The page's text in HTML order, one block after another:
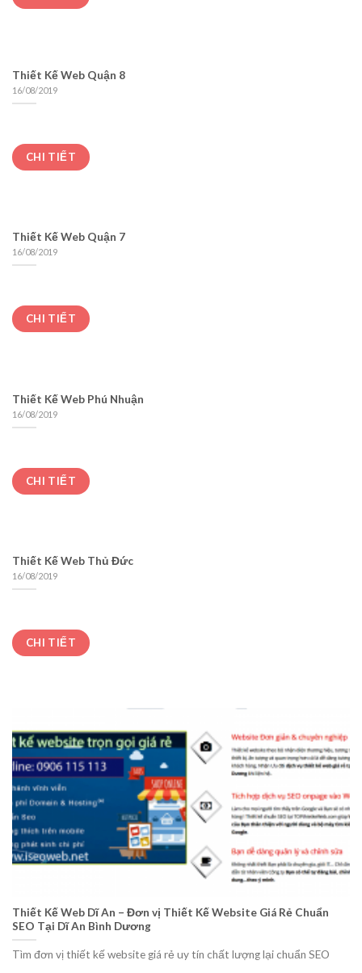
Thiết Kế Web Quận 8
16/08/2019
CHI TIẾT
Thiết Kế Web Quận 7
16/08/2019
CHI TIẾT
Thiết Kế Web Phú Nhuận
16/08/2019
CHI TIẾT
Thiết Kế Web Thủ Đức
16/08/2019
CHI TIẾT
Thiết Kế Web Dĩ An – Đơn vị Thiết Kế Website Giá Rẻ Chuẩn
SEO Tại Dĩ An Bình Dương
Tìm đơn vị thiết kế website giá rẻ uy tín chất lượng lại chuẩn SEO